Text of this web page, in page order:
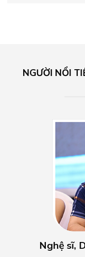
NGƯỜI NỔI
Nghệ sĩ,